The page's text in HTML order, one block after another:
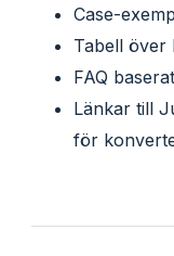
Case-
Tabell över
FAQ
Länkar till
för